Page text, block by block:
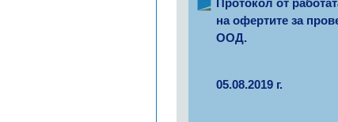
Протокол от
на офертите за
ООД.
05.08.2019 г.